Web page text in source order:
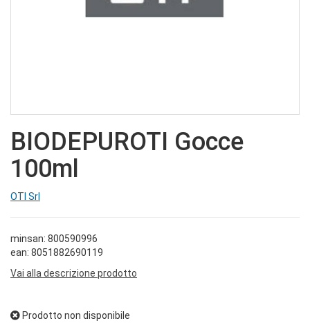
BIODEPUROTI Gocce
100ml
OTI Srl
minsan: 800590996
ean: 8051882690119
Vai alla descrizione prodotto
Prodotto non disponibile